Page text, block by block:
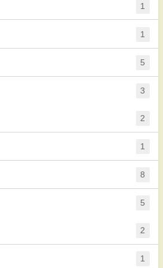
1
1
5
3
2
1
8
5
2
1